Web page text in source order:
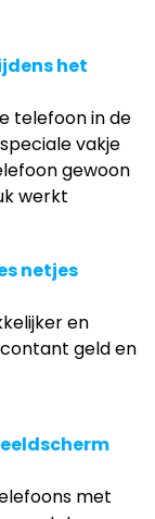
het
telefoon in de
vakje
gewoon
werkt
netjes
en
geld en
met